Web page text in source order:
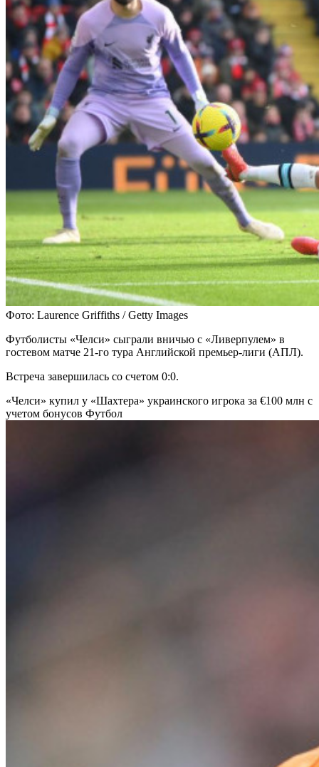
Фото: Laurence Griffiths / Getty Images
Футболисты «Челси» сыграли вничью с «Ливерпулем» в
гостевом матче 21-го тура Английской премьер-лиги (АПЛ).
Встреча завершилась со счетом 0:0.
«Челси» купил у «Шахтера» украинского игрока за €100 млн с
учетом бонусов Футбол